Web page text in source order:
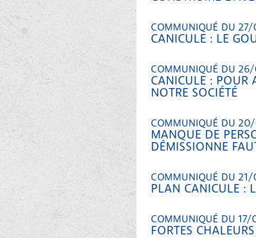
COMMUNIQUÉ DU
CANICULE : LE
COMMUNIQUÉ DU
CANICULE : POUR
NOTRE SOCIÉTÉ
COMMUNIQUÉ DU
MANQUE DE
DÉMISSIONNE
COMMUNIQUÉ DU
PLAN CANICULE :
COMMUNIQUÉ DU
FORTES